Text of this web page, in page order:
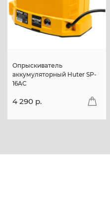
Опрыскиватель
аккумуляторный Huter SP-
16AC
4 290 p.